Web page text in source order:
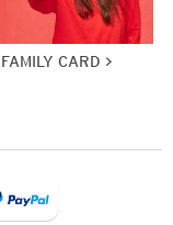
CARD